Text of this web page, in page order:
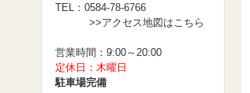
TEL：0584-78-6766
>>アクセス地図はこちら
営業時間：9:00～20:00
定休日：木曜日
駐車場完備